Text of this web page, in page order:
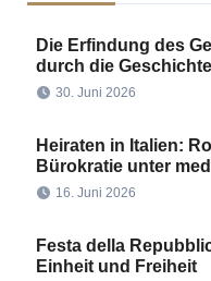
Die Erfindung des
durch die
30. Juni 2026
Heiraten in Italien:
Bürokratie unter
16. Juni 2026
Festa della
Einheit und Freiheit